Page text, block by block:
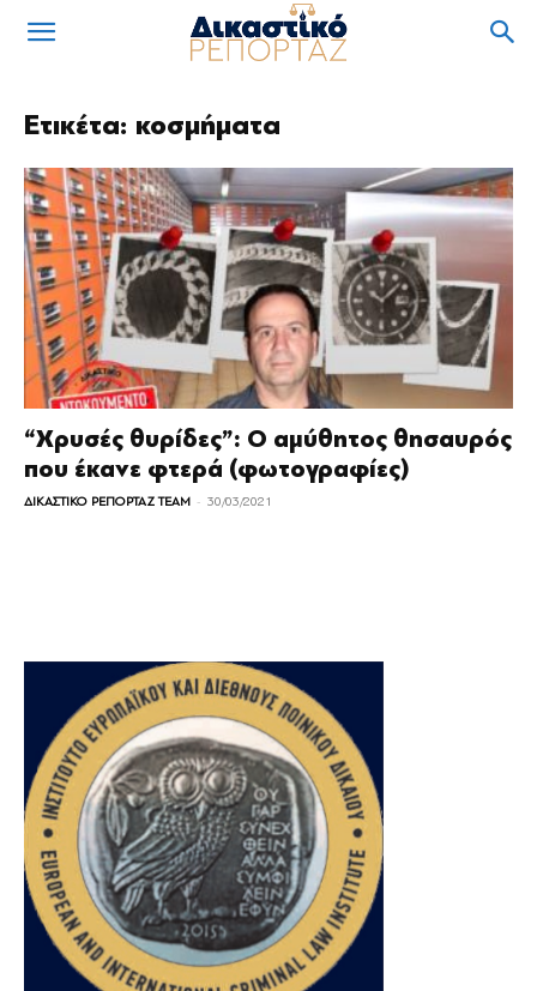
Ετικέτα: κοσμήματα
“Χρυσές θυρίδες”: Ο αμύθητος θησαυρός
που έκανε φτερά (φωτογραφίες)
ΔΙΚΑΣΤΙΚΟ ΡΕΠΟΡΤΑΖ TEAM - 30/03/2021